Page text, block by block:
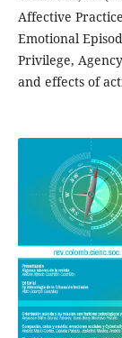
Affective
Emotional
Privilege,
and effects of